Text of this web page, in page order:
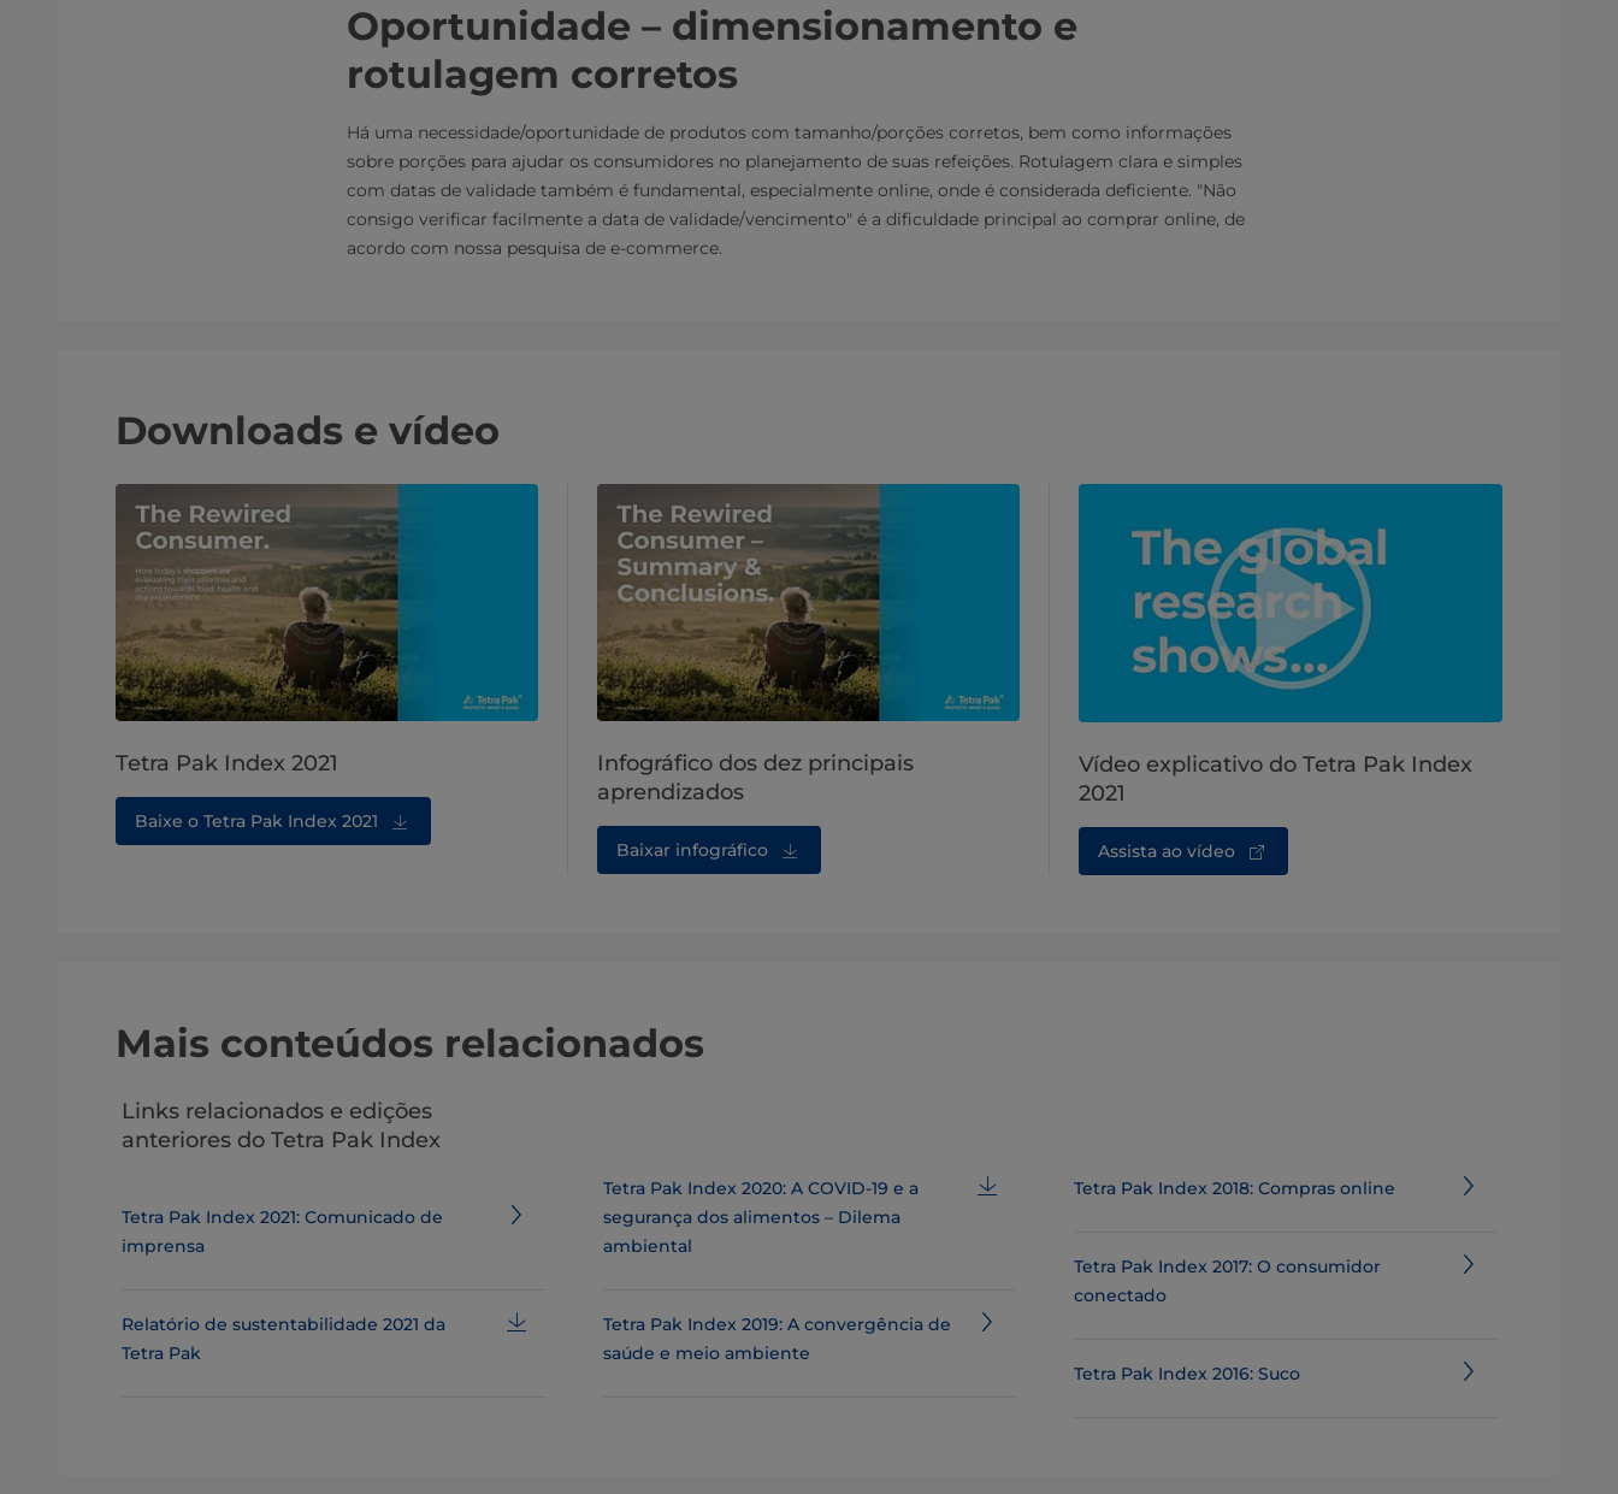
Oportunidade – dimensionamento e
rotulagem corretos
Há uma necessidade/oportunidade de produtos com tamanho/porções corretos, bem como informações
sobre porções para ajudar os consumidores no planejamento de suas refeições. Rotulagem clara e simples
com datas de validade também é fundamental, especialmente online, onde é considerada deficiente. "Não
consigo verificar facilmente a data de validade/vencimento" é a dificuldade principal ao comprar online, de
acordo com nossa pesquisa de e-commerce.
Downloads e vídeo
Tetra Pak Index 2021
Baixe o Tetra Pak Index 2021
Infográfico dos dez principais
aprendizados
Baixar infográfico
Vídeo explicativo do Tetra Pak Index
2021
Assista ao vídeo
Mais conteúdos relacionados
Links relacionados e edições
anteriores do Tetra Pak Index
Tetra Pak Index 2021: Comunicado de
imprensa
Relatório de sustentabilidade 2021 da
Tetra Pak
Tetra Pak Index 2020: A COVID-19 e a
segurança dos alimentos – Dilema
ambiental
Tetra Pak Index 2019: A convergência de
saúde e meio ambiente
Tetra Pak Index 2018: Compras online
Tetra Pak Index 2017: O consumidor
conectado
Tetra Pak Index 2016: Suco